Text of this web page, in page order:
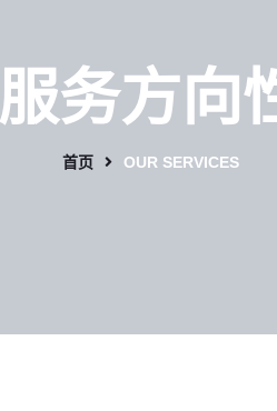
服务方向
首页 OUR SERVICES